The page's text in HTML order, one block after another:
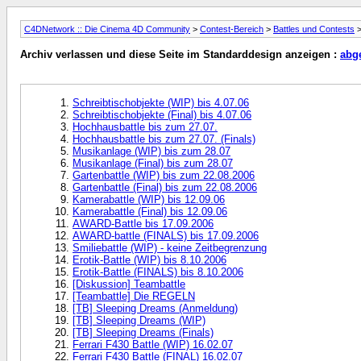
C4DNetwork :: Die Cinema 4D Community > Contest-Bereich > Battles und Contests
Archiv verlassen und diese Seite im Standarddesign anzeigen :
Schreibtischobjekte (WIP) bis 4.07.06
Schreibtischobjekte (Final) bis 4.07.06
Hochhausbattle bis zum 27.07.
Hochhausbattle bis zum 27.07. (Finals)
Musikanlage (WIP) bis zum 28.07
Musikanlage (Final) bis zum 28.07
Gartenbattle (WIP) bis zum 22.08.2006
Gartenbattle (Final) bis zum 22.08.2006
Kamerabattle (WIP) bis 12.09.06
Kamerabattle (Final) bis 12.09.06
AWARD-Battle bis 17.09.2006
AWARD-battle (FINALS) bis 17.09.2006
Smiliebattle (WIP) - keine Zeitbegrenzung
Erotik-Battle (WIP) bis 8.10.2006
Erotik-Battle (FINALS) bis 8.10.2006
[Diskussion] Teambattle
[Teambattle] Die REGELN
[TB] Sleeping Dreams (Anmeldung)
[TB] Sleeping Dreams (WIP)
[TB] Sleeping Dreams (Finals)
Ferrari F430 Battle (WIP) 16.02.07
Ferrari F430 Battle (FINAL) 16.02.07